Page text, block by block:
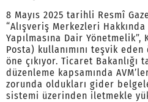
8 Mayıs 2025 tarihli Resmî
“Alışveriş Merkezleri
Yapılmasına Dair Yönetmelik”,
Posta) kullanımını teşvik
öne çıkıyor. Ticaret Bakanlığı
düzenleme kapsamında
zorunda oldukları gider
sistemi üzerinden iletmekle